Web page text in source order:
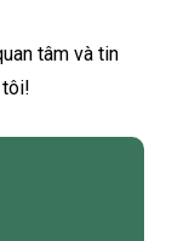
tâm và tin